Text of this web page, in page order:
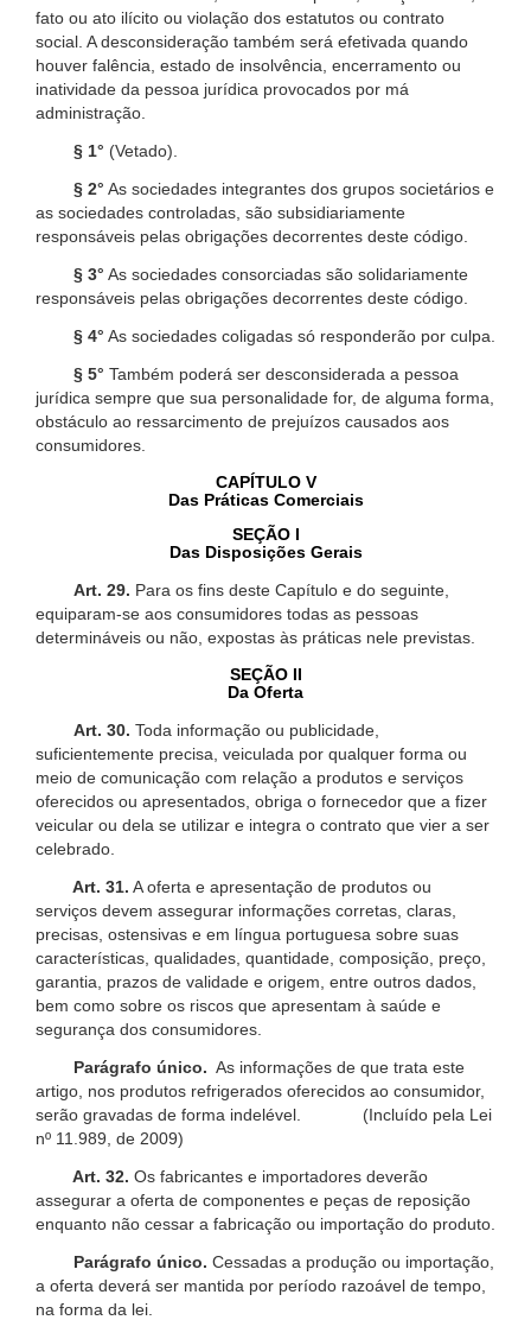
fato ou ato ilícito ou violação dos estatutos ou contrato
social. A desconsideração também será efetivada quando
houver falência, estado de insolvência, encerramento ou
inatividade da pessoa jurídica provocados por má
administração.
§ 1° (Vetado).
§ 2° As sociedades integrantes dos grupos societários e
as sociedades controladas, são subsidiariamente
responsáveis pelas obrigações decorrentes deste código.
§ 3° As sociedades consorciadas são solidariamente
responsáveis pelas obrigações decorrentes deste código.
§ 4° As sociedades coligadas só responderão por culpa.
§ 5° Também poderá ser desconsiderada a pessoa
jurídica sempre que sua personalidade for, de alguma forma,
obstáculo ao ressarcimento de prejuízos causados aos
consumidores.
CAPÍTULO V
Das Práticas Comerciais
SEÇÃO I
Das Disposições Gerais
Art. 29. Para os fins deste Capítulo e do seguinte,
equiparam-se aos consumidores todas as pessoas
determináveis ou não, expostas às práticas nele previstas.
SEÇÃO II
Da Oferta
Art. 30. Toda informação ou publicidade,
suficientemente precisa, veiculada por qualquer forma ou
meio de comunicação com relação a produtos e serviços
oferecidos ou apresentados, obriga o fornecedor que a fizer
veicular ou dela se utilizar e integra o contrato que vier a ser
celebrado.
Art. 31. A oferta e apresentação de produtos ou
serviços devem assegurar informações corretas, claras,
precisas, ostensivas e em língua portuguesa sobre suas
características, qualidades, quantidade, composição, preço,
garantia, prazos de validade e origem, entre outros dados,
bem como sobre os riscos que apresentam à saúde e
segurança dos consumidores.
Parágrafo único. As informações de que trata este
artigo, nos produtos refrigerados oferecidos ao consumidor,
serão gravadas de forma indelével. (Incluído pela Lei
nº 11.989, de 2009)
Art. 32. Os fabricantes e importadores deverão
assegurar a oferta de componentes e peças de reposição
enquanto não cessar a fabricação ou importação do produto.
Parágrafo único. Cessadas a produção ou importação,
a oferta deverá ser mantida por período razoável de tempo,
na forma da lei.